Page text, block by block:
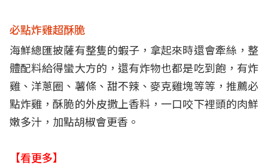
必點炸雞超酥脆
海鮮總匯披薩有整隻的蝦子，拿起來時還會牽絲，整
體配料給得蠻大方的，還有炸物也都是吃到飽，有炸
雞、洋蔥圈、薯條、甜不辣、麥克雞塊等等，推薦必
點炸雞，酥脆的外皮撒上香料，一口咬下裡頭的肉鮮
嫩多汁，加點胡椒會更香。
【看更多】